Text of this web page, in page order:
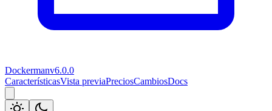
Dockermanv6.0.0
CaracterísticasVista previaPreciosCambiosDocs